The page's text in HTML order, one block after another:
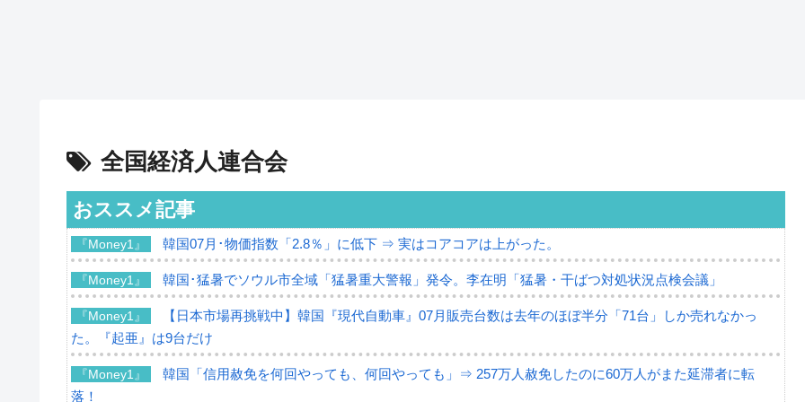
全国経済人連合会
おススメ記事
『Money1』 韓国07月･物価指数「2.8％」に低下 ⇒ 実はコアコアは上がった。
『Money1』 韓国･猛暑でソウル市全域「猛暑重大警報」発令。李在明「猛暑・干ばつ対処状況点検会議」
『Money1』
【日本市場再挑戦中】韓国『現代自動車』07月販売台数は去年のほぼ半分「71台」しか売れなかっ
た。『起亜』は9台だけ
『Money1』
韓国「信用赦免を何回やっても、何回やっても」⇒ 257万人赦免したのに60万人がまた延滞者に転
落！